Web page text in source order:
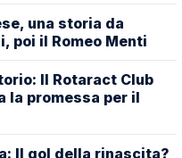
una storia da
poi il Romeo Menti
Il Rotaract Club
la promessa per il
Il gol della rinascita?